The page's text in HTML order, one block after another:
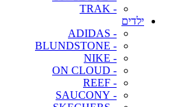
- TRAK
ילדים
- ADIDAS
- BLUNDSTONE
- NIKE
- ON CLOUD
- REEF
- SAUCONY